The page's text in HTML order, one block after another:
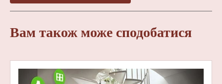
Вам також може сподобатися